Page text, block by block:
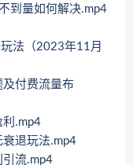
到量如何解决.mp4
法（2023年11月
及付费流量布
利.mp4
衰退玩法.mp4
引流.mp4